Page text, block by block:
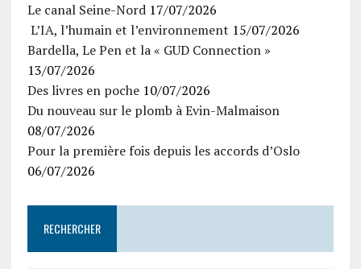
Le canal Seine-Nord 17/07/2026
L’IA, l’humain et l’environnement 15/07/2026
Bardella, Le Pen et la « GUD Connection »
13/07/2026
Des livres en poche 10/07/2026
Du nouveau sur le plomb à Evin-Malmaison
08/07/2026
Pour la première fois depuis les accords d’Oslo
06/07/2026
RECHERCHER